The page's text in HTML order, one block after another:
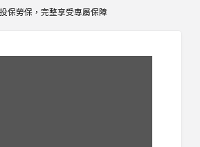
保勞保，完整享受專屬保障